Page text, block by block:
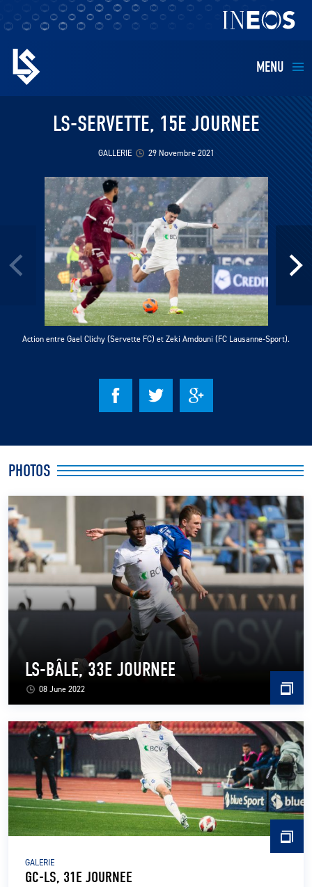
MENU
EQUIPES
BUSINESS
RESTAURATION
CLUB
LS E-SHOP
L’APP DU LS
LS ACADEMY CAMPS
MATCH DES CELEBRITES
PRESSE ET MEDIAS
LS-SERVETTE, 15E JOURNEE
GALLERIE 29 Novembre 2021
Action entre Gael Clichy (Servette FC) et Zeki Amdouni (FC Lausanne-Sport).
PHOTOS
08 June 2022
LS-BÂLE, 33E JOURNEE
GALERIE
GC-LS, 31E JOURNEE